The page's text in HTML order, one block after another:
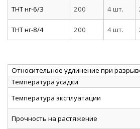
ТНТ нг-6/3
200 4 шт.
ТНТ нг-8/4
200 4 шт.
Относительное удлинение при
Температура усадки
Температура эксплуатации
Прочность на растяжение